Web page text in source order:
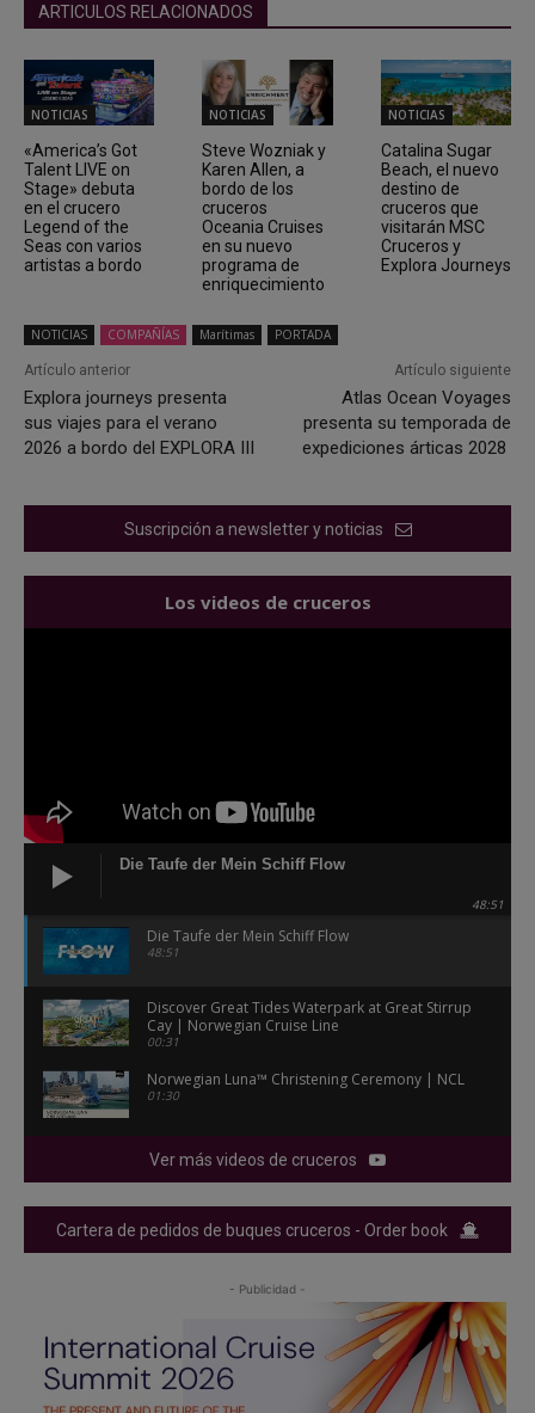
ARTICULOS RELACIONADOS
NOTICIAS
«America’s Got
Talent LIVE on
Stage» debuta
en el crucero
Legend of the
Seas con varios
artistas a bordo
NOTICIAS
Steve Wozniak y
Karen Allen, a
bordo de los
cruceros
Oceania Cruises
en su nuevo
programa de
enriquecimiento
NOTICIAS
Catalina Sugar
Beach, el nuevo
destino de
cruceros que
visitarán MSC
Cruceros y
Explora Journeys
NOTICIAS COMPAÑÍAS Marítimas PORTADA
Artículo anterior
Explora journeys presenta
sus viajes para el verano
2026 a bordo del EXPLORA III
Artículo siguiente
Atlas Ocean Voyages
presenta su temporada de
expediciones árticas 2028
Suscripción a newsletter y noticias
Los videos de cruceros
Die Taufe der Mein Schiff Flow
48:51
Die Taufe der Mein Schiff Flow
48:51
Discover Great Tides Waterpark at Great Stirrup
Cay | Norwegian Cruise Line
00:31
Norwegian Luna™ Christening Ceremony | NCL
01:30
Ver más videos de cruceros
Cartera de pedidos de buques cruceros - Order book
- Publicidad -